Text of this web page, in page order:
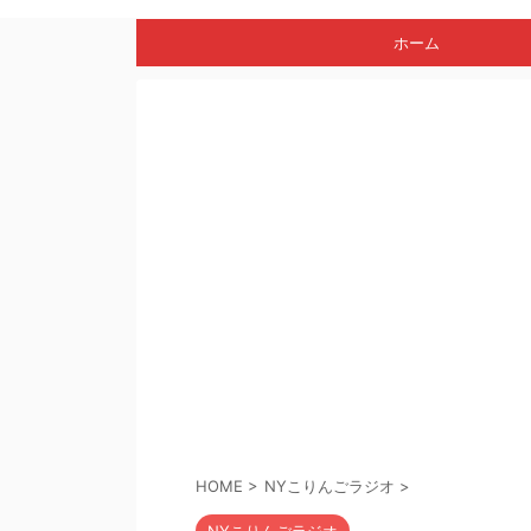
ホーム
HOME > NYこりんごラジオ >